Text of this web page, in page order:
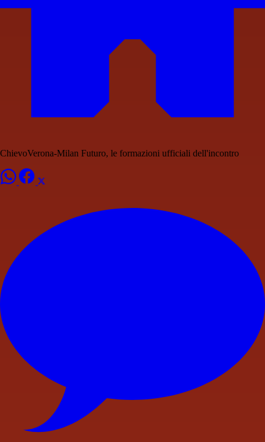
ChievoVerona-Milan Futuro, le formazioni ufficiali dell'incontro